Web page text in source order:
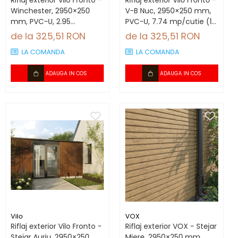
Winchester, 2950×250
mm, PVC-U, 2.95
mp/cutie (4 bucăți)
de la 325,51 RON
LA COMANDA
ADAUGA IN COS
V-B Nuc, 2950×250 mm,
PVC-U, 7.74 mp/cutie (10
bucăți)
de la 325,51 RON
LA COMANDA
ADAUGA IN COS
Vilo
Riflaj exterior Vilo Fronto -
VOX
Riflaj exterior VOX - Stejar